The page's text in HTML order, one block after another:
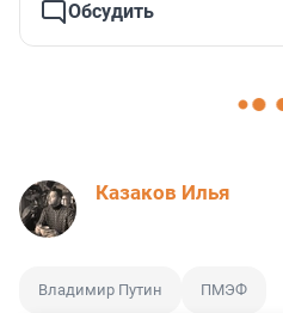
Обсудить
Казаков Илья
Владимир Путин ПМЭФ